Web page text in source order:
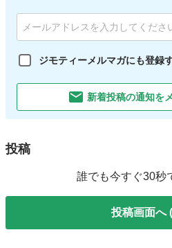
ジモティーメルマガにも登録
新着投稿の通知を
投稿
誰でも今すぐ30秒
投稿画面へ